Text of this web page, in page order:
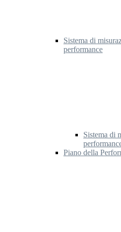
Sistema di
performance
Sistema di
Piano della